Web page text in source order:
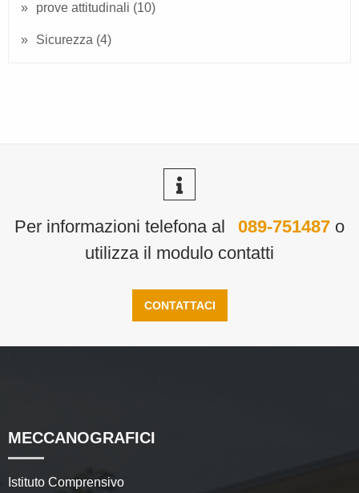
prove attitudinali (10)
Sicurezza (4)
Per informazioni telefona al 089-751487 o
utilizza il modulo contatti
CONTATTACI
MECCANOGRAFICI
Istituto Comprensivo